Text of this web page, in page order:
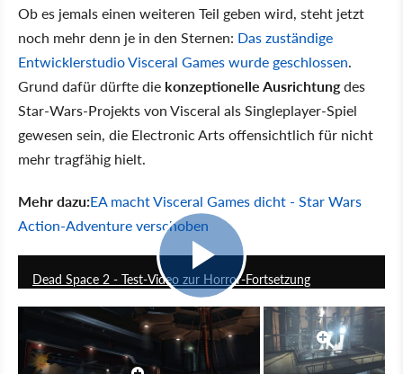
Ob es jemals einen weiteren Teil geben wird, steht jetzt
noch mehr denn je in den Sternen: Das zuständige
Entwicklerstudio Visceral Games wurde geschlossen.
Grund dafür dürfte die konzeptionelle Ausrichtungdes
Star-Wars-Projekts von Visceral als Singleplayer-Spiel
gewesen sein, die Electronic Arts offensichtlich für nicht
mehr tragfähig hielt.
Mehr dazu:EA macht Visceral Games dicht - Star Wars
Action-Adventure verschoben
Dead Space 2 - Test-Video zur Horror-Fortsetzung